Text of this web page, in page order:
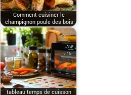
Comment cuisiner le
champignon poule des bois
tableau temps de cuisson